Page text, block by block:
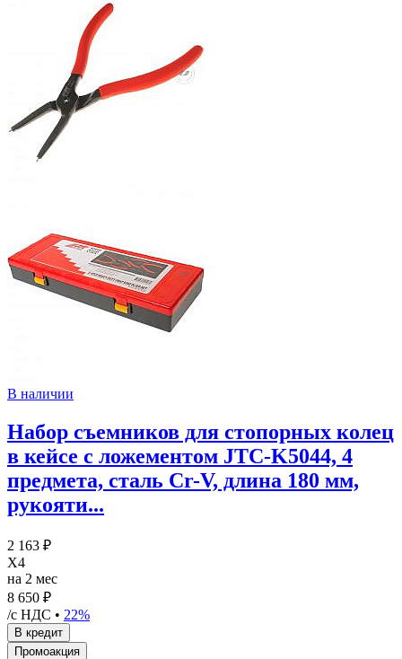
В наличии
Набор съемников для стопорных колец
в кейсе с ложементом JTC-K5044, 4
предмета, сталь Cr-V, длина 180 мм,
рукояти...
2 163 ₽
X4
на 2 мес
8 650 ₽
/с НДС • 22%